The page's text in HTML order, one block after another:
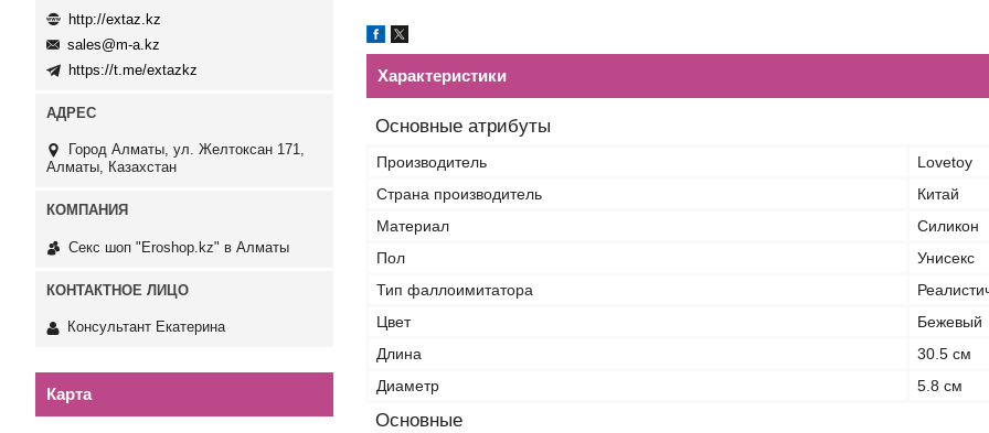
Характеристики
Основные атрибуты
Производитель
Lovetoy
Страна производитель
Китай
Материал
Силикон
Пол
Унисекс
Тип фаллоимитатора
Цвет
Бежевый
Длина
30.5 см
Диаметр
5.8 см
Основные
http://extaz.kz
sales@m-a.kz
https://t.me/extazkz
Город Алматы, ул. Желтоксан 171,
Алматы, Казахстан
Секс шоп "Eroshop.kz" в Алматы
Консультант Екатерина
Карта